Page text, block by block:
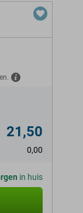
21,50
0,00
in huis